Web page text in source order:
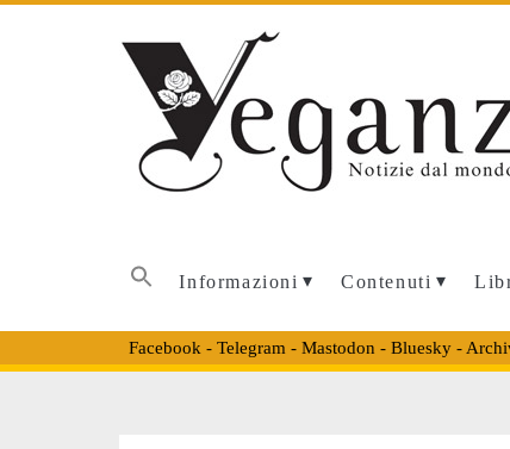
Informazioni Contenuti
Facebook - Telegram - Mastodon - Bluesky-